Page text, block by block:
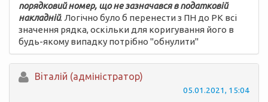
порядковий номер, що не зазначався в податковій
накладній. Логічно було б перенести з ПН до РК всі
значення рядка, оскільки для коригування його в
будь-якому випадку потрібно "обнулити"
Вiталій (адміністратор)
05.01.2021, 15:04